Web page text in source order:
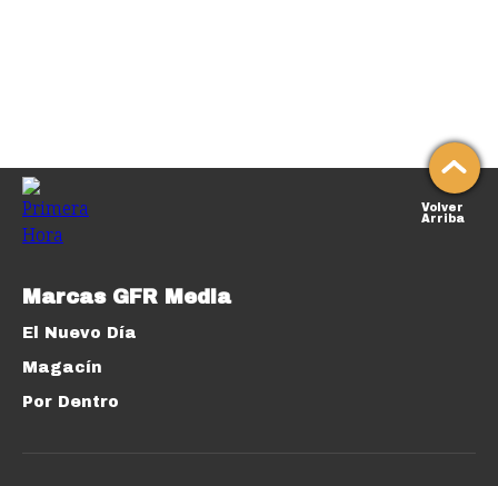
Volver
Arriba
Marcas GFR Media
El Nuevo Día
Magacín
Por Dentro